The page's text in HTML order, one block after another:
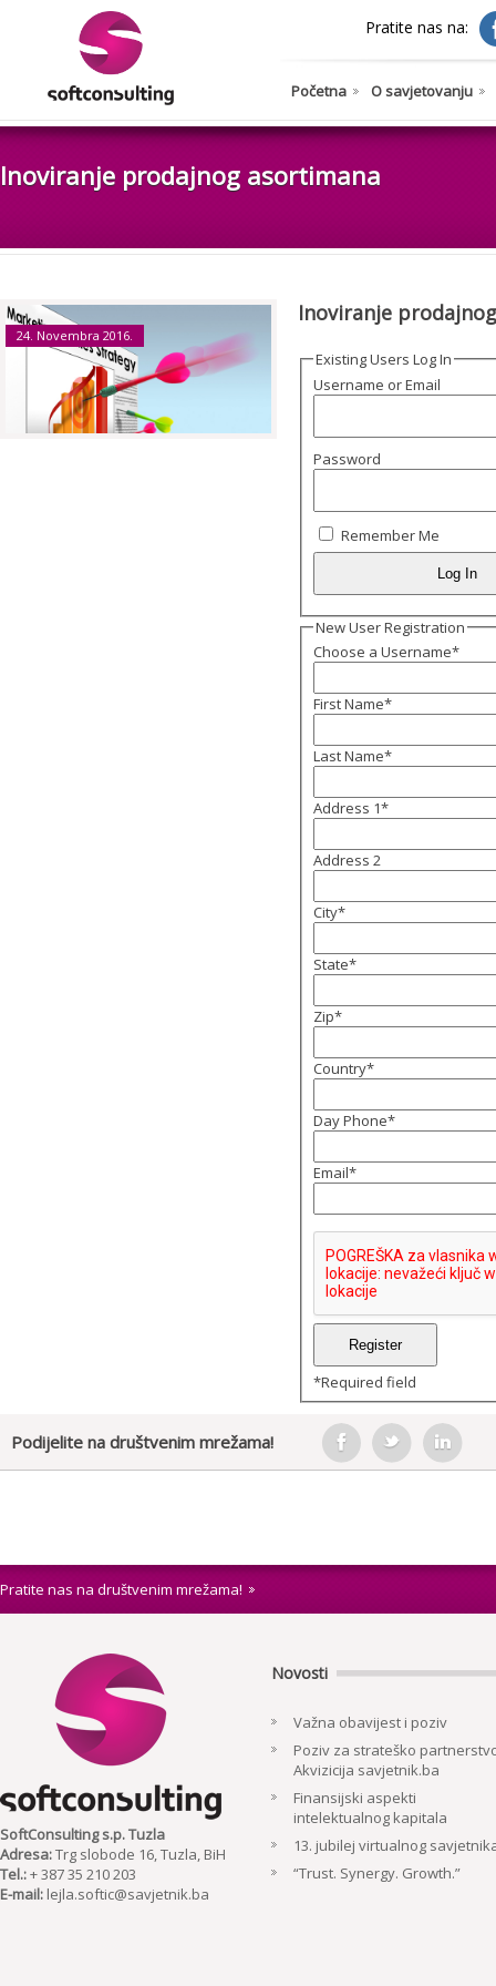
Pratite nas na:
Početna O savjetovanju
Inoviranje prodajnog asortimana
24. Novembra 2016.
Inoviranje
Existing Users Log In
Username or Email
Password
Remember Me
New User Registration
Choose a Username*
First Name*
Last Name*
Address 1*
Address 2
City*
State*
Zip*
Country*
Day Phone*
Email*
*Required field
Podijelite na društvenim mrežama!
Pratite nas na društvenim mrežama!
SoftConsulting s.p. Tuzla
Adresa:Trg slobode 16, Tuzla, BiH
Tel.:+ 387 35 210 203
E-mail: lejla.softic@savjetnik.ba
Novosti
Važna obavijest i poziv
Poziv za strateško
Akvizicija savjetnik.ba
Finansijski aspekti
intelektualnog kapitala
13. jubilej virtualnog
“Trust. Synergy. Growth.”